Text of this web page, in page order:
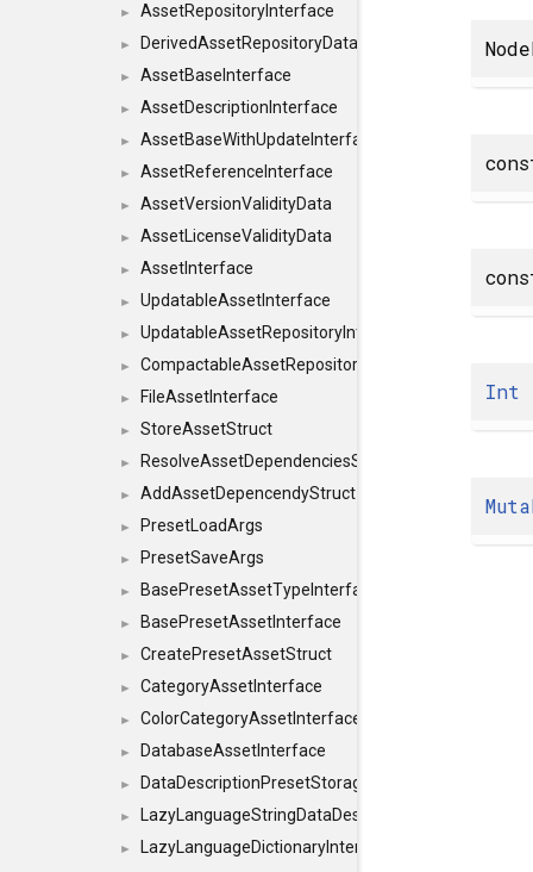
► AssetRepositoryInterface
► DerivedAssetRepositoryDataInterface
► AssetBaseInterface
► AssetDescriptionInterface
► AssetBaseWithUpdateInterface
► AssetReferenceInterface
► AssetVersionValidityData
► AssetLicenseValidityData
► AssetInterface
► UpdatableAssetInterface
► UpdatableAssetRepositoryInterface
► CompactableAssetRepositoryInterface
► FileAssetInterface
► StoreAssetStruct
► ResolveAssetDependenciesStruct
► AddAssetDepencendyStruct
► PresetLoadArgs
► PresetSaveArgs
► BasePresetAssetTypeInterface
► BasePresetAssetInterface
► CreatePresetAssetStruct
► CategoryAssetInterface
► ColorCategoryAssetInterface
► DatabaseAssetInterface
► DataDescriptionPresetStorageInterface
►
►
LazyLanguageDictionaryInterface
Int